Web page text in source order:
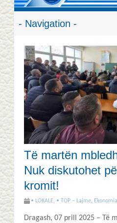
Të martën
Nuk diskutohet
kromit!
• LOKALE, • TOP – Lajme, Ekonomia
Dragash, 07 prill 2025 – Të